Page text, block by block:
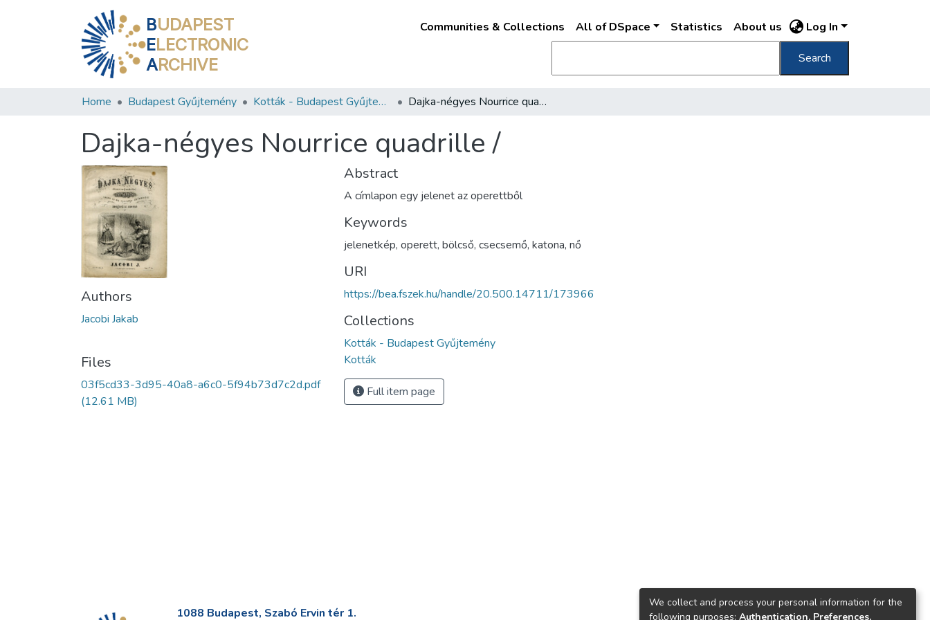
BUDAPEST
ELECTRONIC
ARCHIVE
Communities & Collections All of DSpace Statistics About us Log In
Search
Home Budapest Gyűjtemény Kották - Budapest Gyűjtemény Dajka-négyes Nourrice quadrille /
Dajka-négyes Nourrice quadrille /
Authors
Jacobi Jakab
Files
03f5cd33-3d95-40a8-a6c0-5f94b73d7c2d.pdf
(12.61 MB)
Abstract
A címlapon egy jelenet az operettből
Keywords
jelenetkép, operett, bölcső, csecsemő, katona, nő
URI
https://bea.fszek.hu/handle/20.500.14711/173966
Collections
Kották - Budapest Gyűjtemény
Kották
Full item page
1088 Budapest, Szabó Ervin tér 1.
We collect and process your personal information for the
following purposes: Authentication, Preferences,